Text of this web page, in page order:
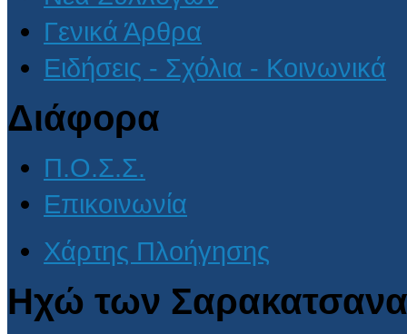
Γενικά Άρθρα
Ειδήσεις - Σχόλια - Κοινωνικά
Διάφορα
Π.Ο.Σ.Σ.
Επικοινωνία
Χάρτης Πλοήγησης
Ηχώ των